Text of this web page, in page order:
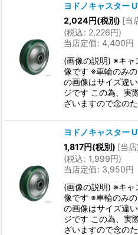
ヨドノキャスター
2,024円(税別) [当
(税込: 2,226円)
当店定価: 4,400円
(画像の説明) ※キャ
像です ※車輪のみ
の画像はサイズ違
ジです この為、実
ざいますので念の
ヨドノキャスター
1,817円(税別) [当
(税込: 1,999円)
当店定価: 3,950円
(画像の説明) ※キャ
像です ※車輪のみ
の画像はサイズ違
ジです この為、実
ざいますので念の